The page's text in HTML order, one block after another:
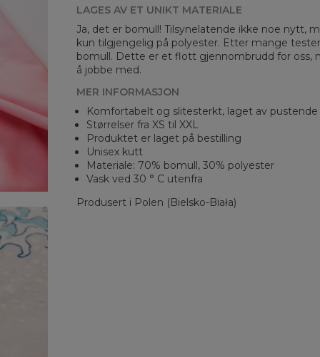
LAGES AV ET UNIKT MATERIALE
Ja, det er bomull! Tilsynelatende ikke noe nytt,
kun tilgjengelig på polyester. Etter mange
bomull. Dette er et flott gjennombrudd for oss,
å jobbe med.
MER INFORMASJON
Komfortabelt og slitesterkt, laget av
Størrelser fra XS til XXL
Produktet er laget på bestilling
Unisex kutt
Materiale: 70% bomull, 30% polyester
Vask ved 30 ° C utenfra
Produsert i Polen (Bielsko-Biała)